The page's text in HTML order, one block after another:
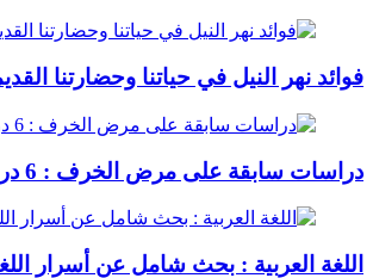
فوائد نهر النيل في حياتنا وحضارتنا
دراسات سابقة على مرض الخرف : 6 دراسات عربية وأجنبية
اللغة العربية : بحث شامل عن أسرار